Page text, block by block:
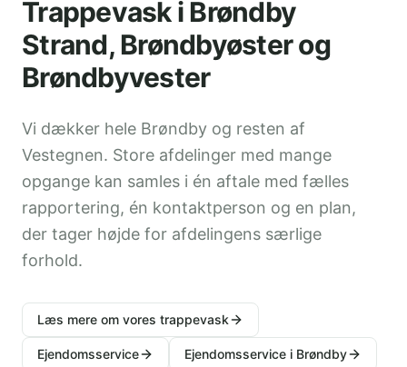
Trappevask i Brøndby
Strand, Brøndbyøster og
Brøndbyvester
Vi dækker hele Brøndby og resten af
Vestegnen. Store afdelinger med mange
opgange kan samles i én aftale med fælles
rapportering, én kontaktperson og en plan,
der tager højde for afdelingens særlige
forhold.
Læs mere om vores trappevask
Ejendomsservice Ejendomsservice i Brøndby